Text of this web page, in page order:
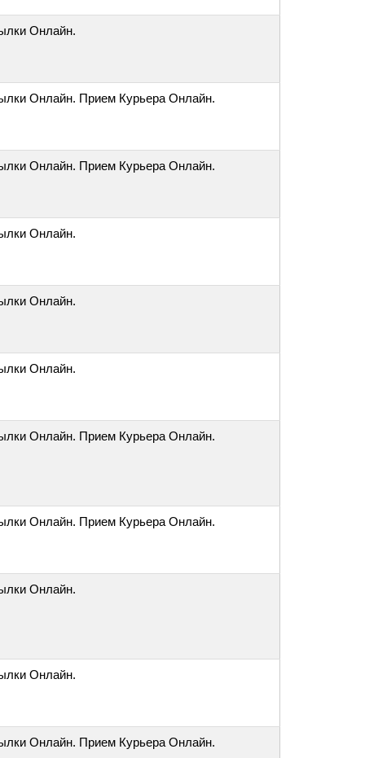
Онлайн.
Онлайн. Прием Курьера Онлайн.
Онлайн. Прием Курьера Онлайн.
Онлайн.
Онлайн.
Онлайн.
Онлайн. Прием Курьера Онлайн.
Онлайн. Прием Курьера Онлайн.
Онлайн.
Онлайн.
Онлайн. Прием Курьера Онлайн.